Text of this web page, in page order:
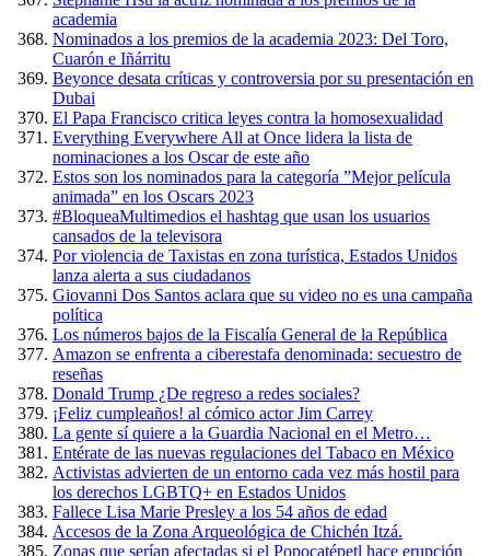
academia
Nominados a los premios de la academia 2023: Del Toro,
Cuarón e Iñárritu
Beyonce desata críticas y controversia por su presentación en
Dubai
El Papa Francisco critica leyes contra la homosexualidad
Everything Everywhere All at Once lidera la lista de
nominaciones a los Oscar de este año
Estos son los nominados para la categoría ”Mejor película
animada” en los Oscars 2023
#BloqueaMultimedios el hashtag que usan los usuarios
cansados de la televisora
Por violencia de Taxistas en zona turística, Estados Unidos
lanza alerta a sus ciudadanos
Giovanni Dos Santos aclara que su video no es una campaña
política
Los números bajos de la Fiscalía General de la República
Amazon se enfrenta a ciberestafa denominada: secuestro de
reseñas
Donald Trump ¿De regreso a redes sociales?
¡Feliz cumpleaños! al cómico actor Jim Carrey
La gente sí quiere a la Guardia Nacional en el Metro…
Entérate de las nuevas regulaciones del Tabaco en México
Activistas advierten de un entorno cada vez más hostil para
los derechos LGBTQ+ en Estados Unidos
Fallece Lisa Marie Presley a los 54 años de edad
Accesos de la Zona Arqueológica de Chichén Itzá.
Zonas que serían afectadas si el Popocatépetl hace erupción